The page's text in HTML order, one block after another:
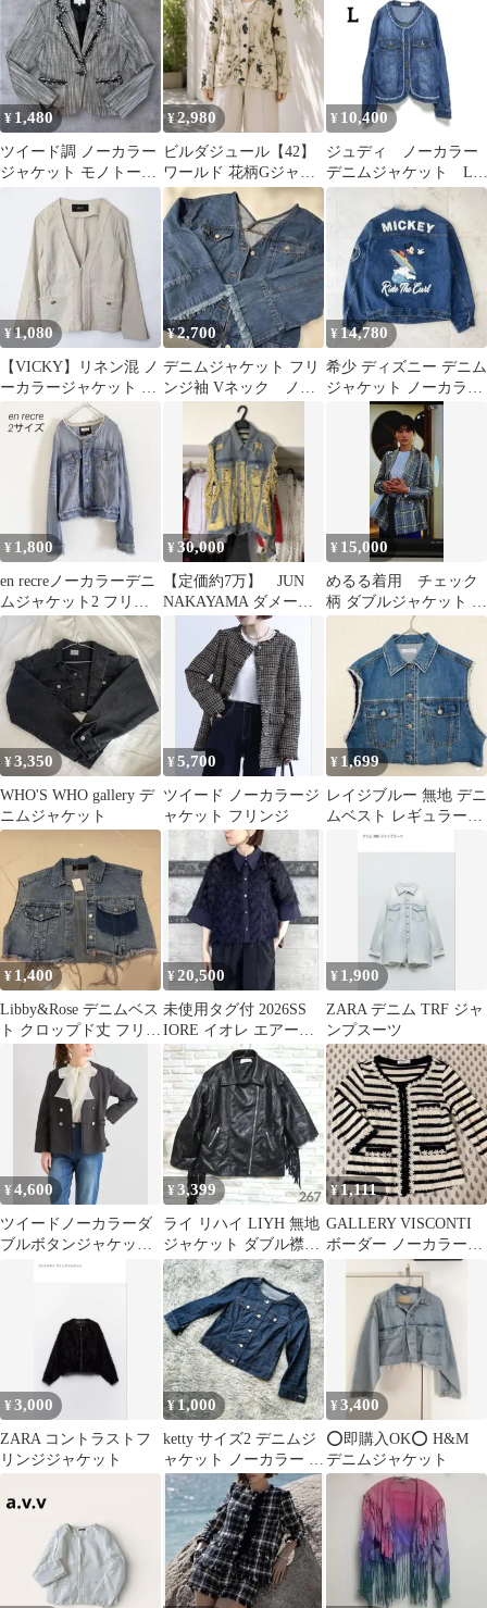
¥ 1,480
ツイード調 ノーカラー
ジャケット モノトーン
フリンジ y2k グランジ
¥2,980
ビルダジュール【42】
ワールド 花柄Gジャン
ジャケット 羽織りフリ
ンジ 総柄
¥ 10,400
ジュディ ノーカラー
デニムジャケット L
ブルー 長袖 フリン
ジ 1158
¥1,080
【VICKY】リネン混 ノ
ーカラージャケット フ
リンジ ジップアップ 羽
織り
¥2,700
デニムジャケット フリ
ンジ袖 Vネック ノー
¥ 14,780
希少 ディズニー デニム
ジャケット ノーカラー
ワッペン フリンジ ミッ
¥ 1,800
en recreノーカラーデニ
ムジャケット2 フリン
ジ薄手テンセル綿
¥30,000
【定価約7万】 JUN
NAKAYAMA ダメージ
加工 デニムジャケット
¥ 15,000
めるる着用 チェック
柄 ダブルジャケット フ
リンジデザイン
¥3,350
WHO'S WHO gallery デ
ニムジャケット
¥5,700
ツイード ノーカラージ
ャケット フリンジ
¥ 1,699
レイジブルー 無地 デニ
ムベスト レギュラーカ
ラー ノースリーブ フリ
¥ 1,400
Libby&Rose デニムベス
ト クロップド丈 フリン
¥20,500
未使用タグ付 2026SS
IORE イオレ エアーフ
リンジシャツ
¥ 1,900
ZARA デニム TRF ジャ
ンプスーツ
¥4,600
ツイードノーカラーダ
ブルボタンジャケット
¥3,399
ライ リハイ LIYH 無地
ジャケット ダブル襟フ
リンジ 140cm 黒 合皮
¥ 1,111
GALLERY VISCONTI
ボーダー ノーカラージ
¥3,000
ZARA コントラストフ
リンジジャケット
¥1,000
ketty サイズ2 デニムジ
ャケット ノーカラー 無
地 インディゴブルー 通
勤
¥3,400
⭕️即購入OK⭕️ H&M
デニムジャケット